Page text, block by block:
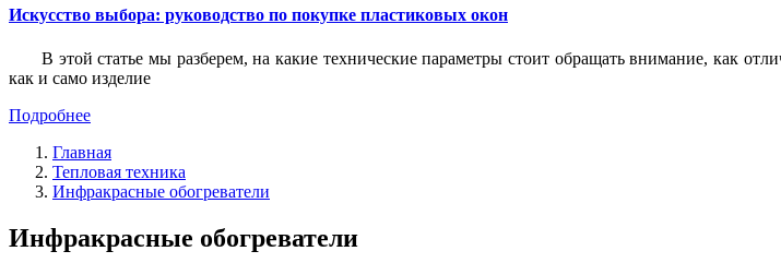
Искусство выбора: руководство по покупке пластиковых окон
В этой статье мы разберем, на какие технические параметры стоит обращать внимание, как
как и само изделие
Подробнее
Главная
Тепловая техника
Инфракрасные обогреватели
Инфракрасные обогреватели